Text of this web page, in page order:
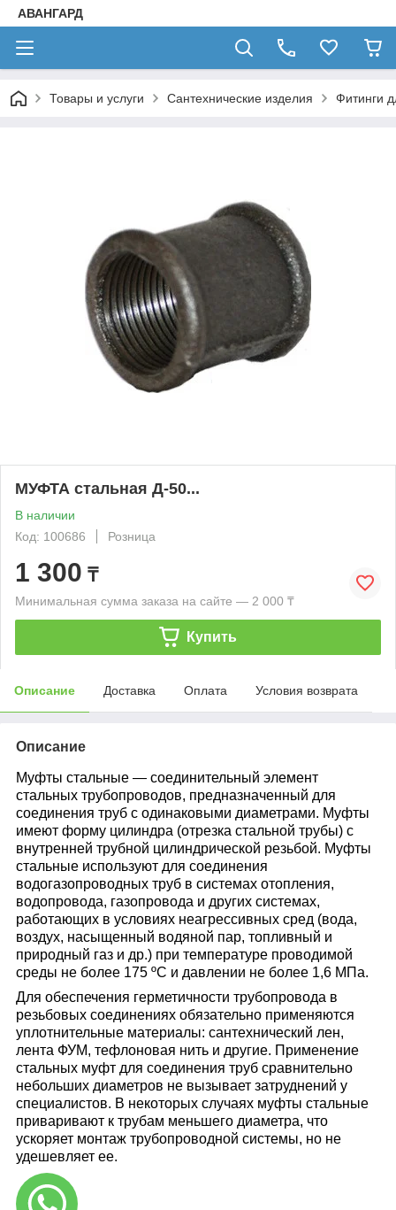
АВАНГАРД
Товары и услуги Сантехнические изделия Фитинги
МУФТА стальная Д-50...
В наличии
Код: 100686
Розница
1 300 ₸
Минимальная сумма заказа на сайте — 2 000 ₸
Купить
Описание Доставка Оплата Условия возврата
Описание
Муфты стальные — соединительный элемент
стальных трубопроводов, предназначенный для
соединения труб с одинаковыми диаметрами. Муфты
имеют форму цилиндра (отрезка стальной трубы) с
внутренней трубной цилиндрической резьбой. Муфты
стальные используют для соединения
водогазопроводных труб в системах отопления,
водопровода, газопровода и других системах,
работающих в условиях неагрессивных сред (вода,
воздух, насыщенный водяной пар, топливный и
природный газ и др.) при температуре проводимой
среды не более 175 ºС и давлении не более 1,6 МПа.
Для обеспечения герметичности трубопровода в
резьбовых соединениях обязательно применяются
уплотнительные материалы: сантехнический лен,
лента ФУМ, тефлоновая нить и другие. Применение
стальных муфт для соединения труб сравнительно
небольших диаметров не вызывает затруднений у
специалистов. В некоторых случаях муфты стальные
приваривают к трубам меньшего диаметра, что
ускоряет монтаж трубопроводной системы, но не
удешевляет ее.